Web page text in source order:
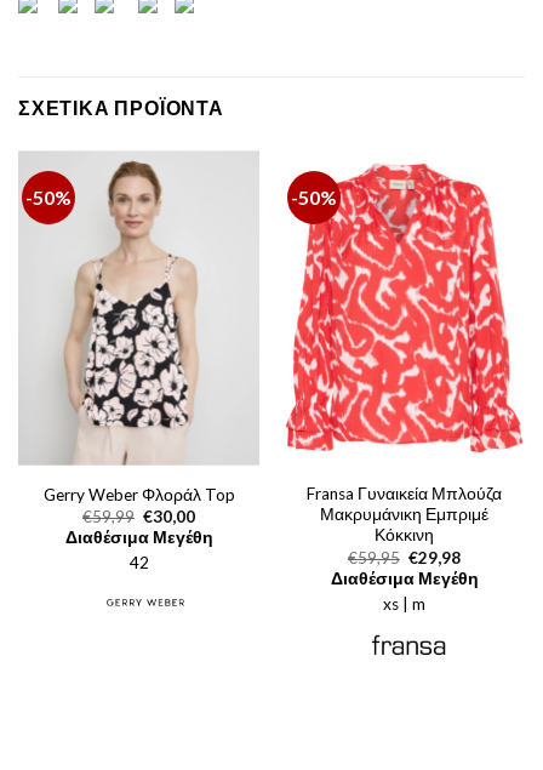
ΣΧΕΤΙΚΆ ΠΡΟΪΌΝΤΑ
-50%
Gerry Weber Φλοράλ Top
€59,99 Original
price
was:
€59,99.
€30,00Η
τρέχουσα
τιμή
Διαθέσιμα Μεγέθη
42
-50%
Fransa Γυναικεία Μπλούζα
Μακρυμάνικη Εμπριμέ
Κόκκινη
€59,95 Original
price
was:
€59,95.
€29,98Η
τρέχουσα
τιμή
Διαθέσιμα Μεγέθη
xs | m